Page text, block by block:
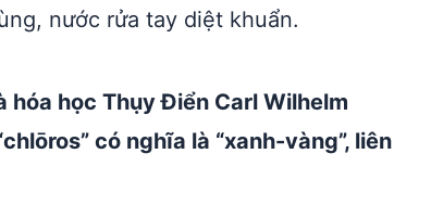
nước rửa tay diệt khuẩn.
hóa học Thụy Điển Carl Wilhelm
có nghĩa là “xanh-vàng”, liên